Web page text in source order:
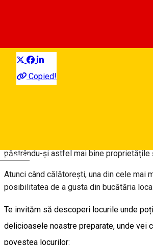
Deutsch
Copied!
Programul „Mic dejun sibian” este creat
promova gastronomia regiunii prin
păstrându-și astfel mai bine proprietățile
Atunci când călătorești, una din cele mai
posibilitatea de a gusta din bucătăria
Te invităm să descoperi locurile unde
delicioasele noastre preparate, unde vei
povestea locurilor: